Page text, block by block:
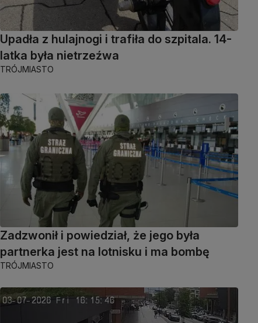
Upadła z hulajnogi i trafiła do szpitala. 14-
latka była nietrzeźwa
TRÓJMIASTO
Zadzwonił i powiedział, że jego była
partnerka jest na lotnisku i ma bombę
TRÓJMIASTO